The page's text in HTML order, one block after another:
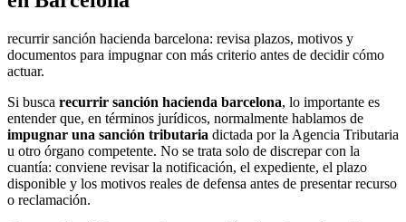
recurrir sanción hacienda barcelona: revisa plazos, motivos y
documentos para impugnar con más criterio antes de decidir cómo
actuar.
Si busca recurrir sanción hacienda barcelona, lo importante es
entender que, en términos jurídicos, normalmente hablamos de
impugnar una sanción tributaria dictada por la Agencia Tributaria
u otro órgano competente. No se trata solo de discrepar con la
cuantía: conviene revisar la notificación, el expediente, el plazo
disponible y los motivos reales de defensa antes de presentar recurso
o reclamación.